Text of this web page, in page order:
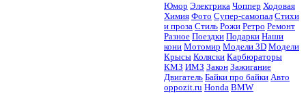
Юмор Электрика Чоппер Ходовая
Химия Фото Супер-самопал Стихи
и проза Стиль Рожи Ретро Ремонт
Разное Поездки Подарки Наши
кони Мотомир Модели 3D Модели
Крысы Коляски Карбюраторы
КМЗ ИМЗ Закон Зажигание
Двигатель Байки про байки Авто
oppozit.ru Honda BMW